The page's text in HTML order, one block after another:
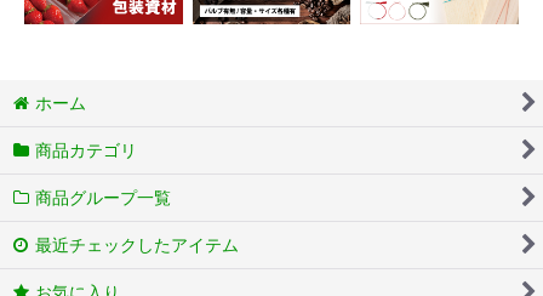
ホーム
商品カテゴリ
商品グループ一覧
最近チェックしたアイテム
お気に入り